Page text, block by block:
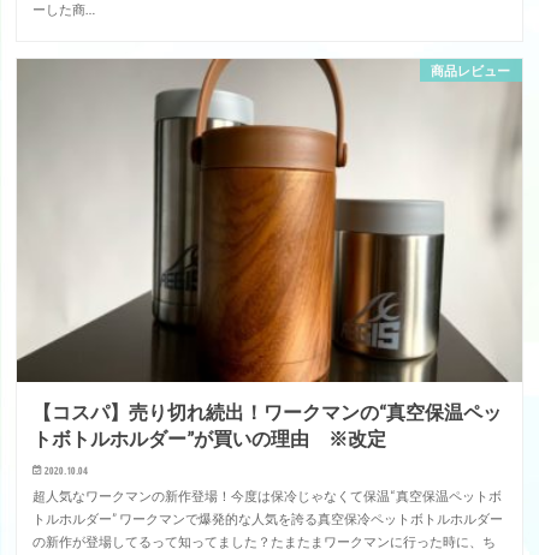
ーした商…
商品レビュー
【コスパ】売り切れ続出！ワークマンの“真空保温ペッ
トボトルホルダー”が買いの理由 ※改定
2020.10.04
超人気なワークマンの新作登場！今度は保冷じゃなくて保温“真空保温ペットボ
トルホルダー” ワークマンで爆発的な人気を誇る真空保冷ペットボトルホルダー
の新作が登場してるって知ってました？たまたまワークマンに行った時に、ち